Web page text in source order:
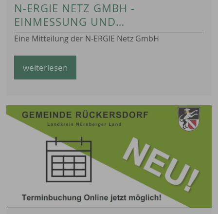
N-ERGIE NETZ GMBH -
EINMESSUNG UND
DATENERFASSUNG
Eine Mitteilung der N-ERGIE Netz GmbH
weiterlesen